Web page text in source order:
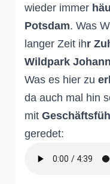
wieder immer
Potsdam. Was
langer Zeit ihr
Wildpark
Was es hier zu
da auch mal hin
mit
geredet: